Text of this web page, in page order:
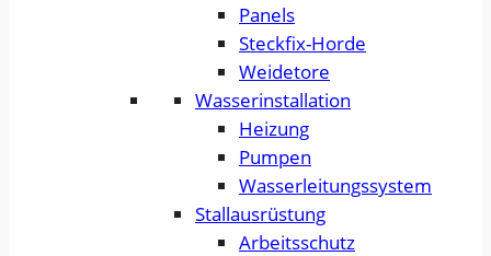
Panels
Steckfix-Horde
Weidetore
Wasserinstallation
Heizung
Pumpen
Wasserleitungssystem
Stallausrüstung
Arbeitsschutz